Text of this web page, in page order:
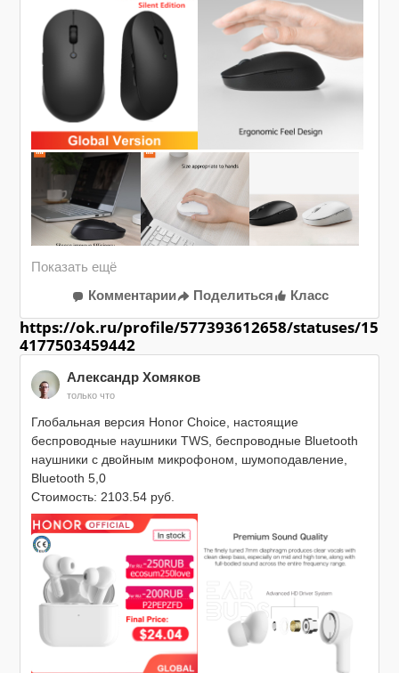
Комментарии Поделиться Класс
https://ok.ru/profile/577393612658/statuses/15
4177503459442
Александр Хомяков
только что
Глобальная версия Honor Choice, настоящие
беспроводные наушники TWS, беспроводные Bluetooth
наушники с двойным микрофоном, шумоподавление,
Bluetooth 5,0
Стоимость: 2103.54 руб.
https://myref.pro/4dzOm5xIk3